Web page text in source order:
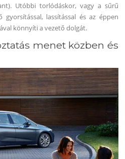
Utóbbi torlódáskor, vagy a sűrű
lassítással és az éppen
könnyíti a vezető dolgát.
menet közben és